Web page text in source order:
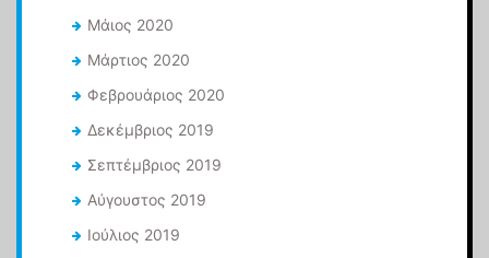
Μάιος 2020
Μάρτιος 2020
Φεβρουάριος 2020
Δεκέμβριος 2019
Σεπτέμβριος 2019
Αύγουστος 2019
Ιούλιος 2019